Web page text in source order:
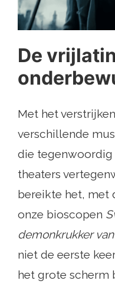
De
Met het
verschillende
die tegenwoordig
theaters
bereikte het, met
onze bioscopen
demonkrukker
niet de eerste
het grote scherm